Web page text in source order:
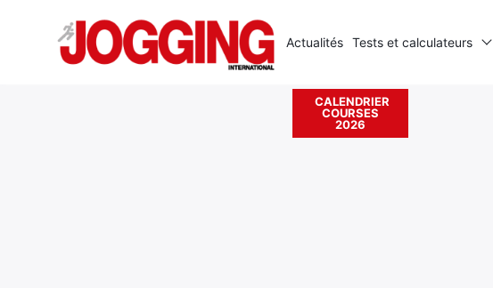
Actualités Tests et calculateurs
CALENDRIER
COURSES
2026
Rechercher